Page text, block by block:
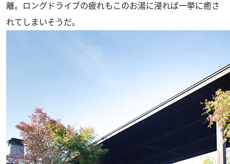
離。ロングドライブの疲れもこのお湯に浸れば一挙に癒さ
れてしまいそうだ。